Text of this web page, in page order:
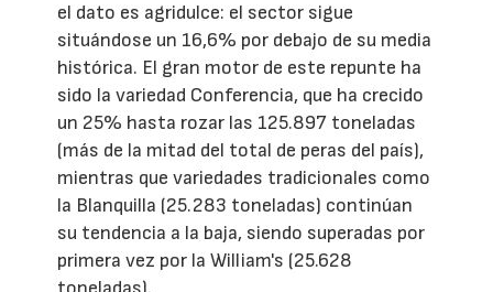
el dato es agridulce: el sector sigue
situándose un 16,6% por debajo de su media
histórica. El gran motor de este repunte ha
sido la variedad Conferencia, que ha crecido
un 25% hasta rozar las 125.897 toneladas
(más de la mitad del total de peras del país),
mientras que variedades tradicionales como
la Blanquilla (25.283 toneladas) continúan
su tendencia a la baja, siendo superadas por
primera vez por la William's (25.628